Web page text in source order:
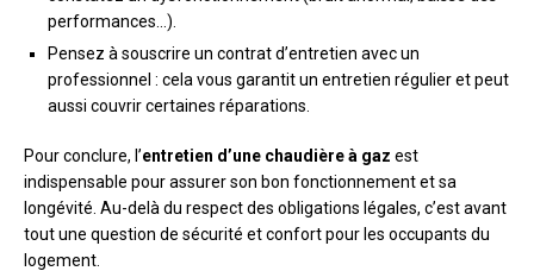
performances…).
Pensez à souscrire un contrat d’entretien avec un
professionnel : cela vous garantit un entretien régulier et peut
aussi couvrir certaines réparations.
Pour conclure, l’entretien d’une chaudière à gaz est
indispensable pour assurer son bon fonctionnement et sa
longévité. Au-delà du respect des obligations légales, c’est avant
tout une question de sécurité et confort pour les occupants du
logement.